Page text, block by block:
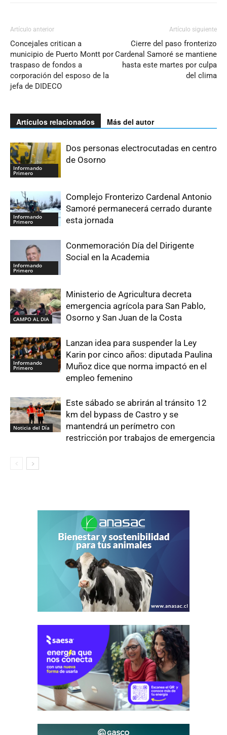
Artículo anterior
Concejales critican a
municipio de Puerto Montt por
traspaso de fondos a
corporación del esposo de la
jefa de DIDECO
Artículo siguiente
Cierre del paso fronterizo
Cardenal Samoré se mantiene
hasta este martes por culpa
del clima
Artículos relacionados Más del autor
Informando
Primero
Dos personas electrocutadas en centro
de Osorno
Informando
Primero
Complejo Fronterizo Cardenal Antonio
Samoré permanecerá cerrado durante
esta jornada
Informando
Primero
Conmemoración Día del Dirigente
Social en la Academia
CAMPO AL DIA
Ministerio de Agricultura decreta
emergencia agrícola para San Pablo,
Osorno y San Juan de la Costa
Informando
Primero
Lanzan idea para suspender la Ley
Karin por cinco años: diputada Paulina
Muñoz dice que norma impactó en el
empleo femenino
Noticia del Día
Este sábado se abrirán al tránsito 12
km del bypass de Castro y se
mantendrá un perímetro con
restricción por trabajos de emergencia